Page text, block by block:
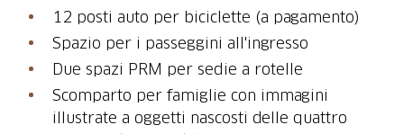
12 posti auto per biciclette (a pagamento)
Spazio per i passeggini all'ingresso
Due spazi PRM per sedie a rotelle
Scomparto per famiglie con immagini
illustrate a oggetti nascosti delle quattro